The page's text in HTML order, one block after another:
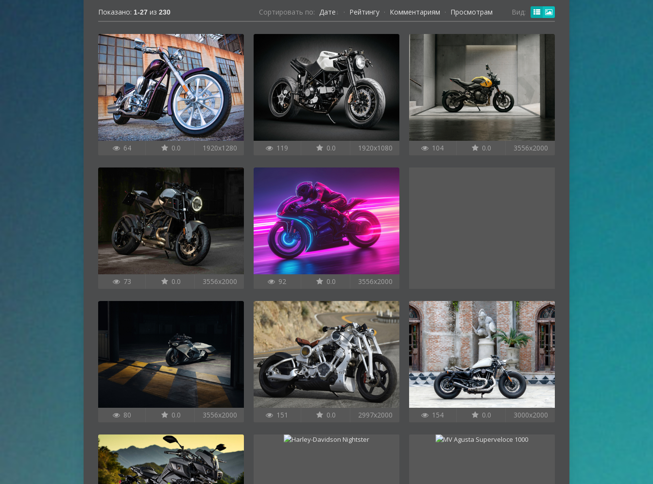
Показано: 1-27 из 230 Сортировать по: Дате · Рейтингу · Комментариям · Просмотрам Вид:
64 0.0 1920x1280 119 0.0 1920x1080 104 0.0 3556x2000
73 0.0 3556x2000 92 0.0 3556x2000
80 0.0 3556x2000 151 0.0 2997x2000 154 0.0 3000x2000